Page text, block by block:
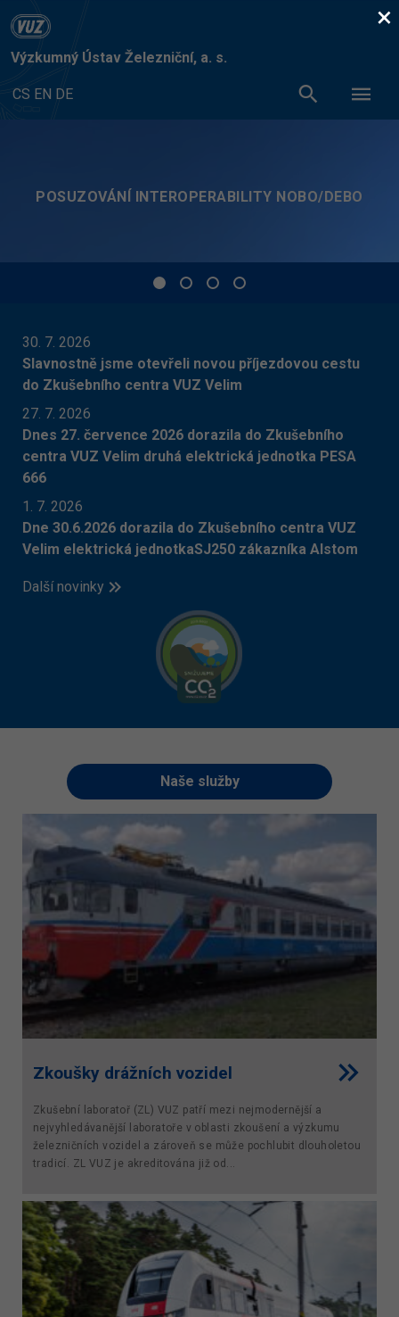
Výzkumný Ústav Železniční, a. s.
CS EN DE
CERTIFIKACE SYSTÉMŮ MANAGEMENTU – ISO
30. 7. 2026
Slavnostně jsme otevřeli novou příjezdovou cestu
do Zkušebního centra VUZ Velim
27. 7. 2026
​Dnes 27. července 2026 dorazila do Zkušebního
centra VUZ Velim druhá elektrická jednotka PESA
666
1. 7. 2026
Dne 30.6.2026 dorazila do Zkušebního centra VUZ
Velim elektrická jednotkaSJ250 zákazníka Alstom
Další novinky
Naše služby
Zkoušky drážních vozidel
Zkušební laboratoř (ZL) VUZ patří mezi nejmodernější a
nejvyhledávanější laboratoře v oblasti zkoušení a výzkumu
železničních vozidel a zároveň se může pochlubit dlouholetou
tradicí. ZL VUZ je akreditována již od...
×